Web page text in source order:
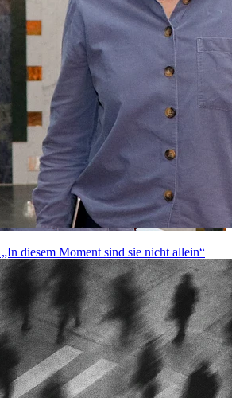
diesem Moment sind sie nicht allein“